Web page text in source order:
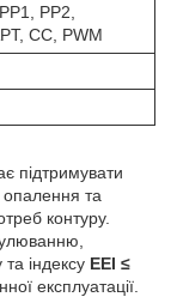
PP2,
CC, PWM
підтримувати
опалення та
контуру.
індексу EEI ≤
експлуатації.